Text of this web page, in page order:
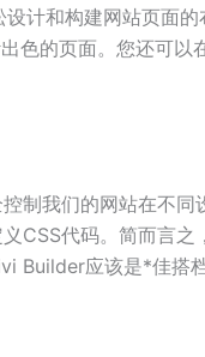
计和构建网站页面
色的页面。您还可以
制我们的网站在不
CSS代码。简而言
Builder应该是*佳搭档